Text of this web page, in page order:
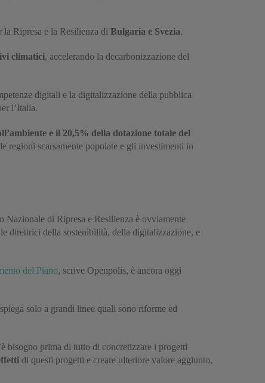
Ripresa e la Resilienza di Bulgaria e Svezia.
climatici, accelerando la decarbonizzazione del
digitali e la digitalizzazione della pubblica
l’Italia.
e il 20,5% della dotazione totale del
regioni scarsamente popolate e gli investimenti in
di Ripresa e Resilienza è ovviamente
direttrici della sostenibilità, della digitalizzazione, e
del Piano, scrive Openpolis, è ancora oggi
solo a grandi linee quali sono riforme ed
bisogno prima di tutto di concretizzare i progetti
di questi progetti e creare ulteriore valore aggiunto,